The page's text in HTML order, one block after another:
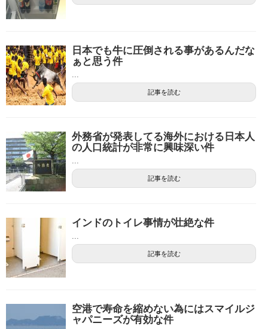
日本でも牛に圧倒される事があるんだな
ぁと思う件
...
記事を読む
外務省が発表してる海外における日本人
の人口統計が非常に興味深い件
...
記事を読む
インドのトイレ事情が壮絶な件
...
記事を読む
空港で寿命を縮めない為にはスマイルジ
ャパニーズが有効な件